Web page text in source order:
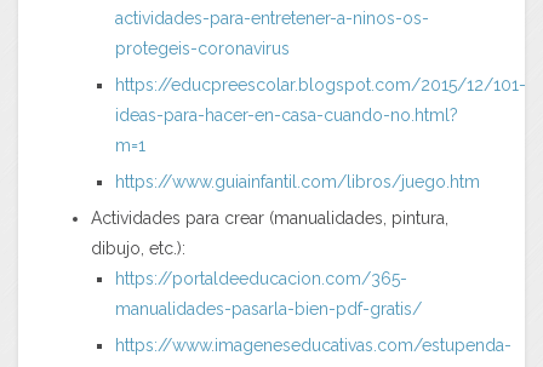
actividades-para-entretener-a-ninos-os-
protegeis-coronavirus
https://educpreescolar.blogspot.com/2015/12/101-
ideas-para-hacer-en-casa-cuando-no.html?
m=1
https://www.guiainfantil.com/libros/juego.htm
Actividades para crear (manualidades, pintura,
dibujo, etc.):
https://portaldeeducacion.com/365-
manualidades-pasarla-bien-pdf-gratis/
https://www.imageneseducativas.com/estupenda-